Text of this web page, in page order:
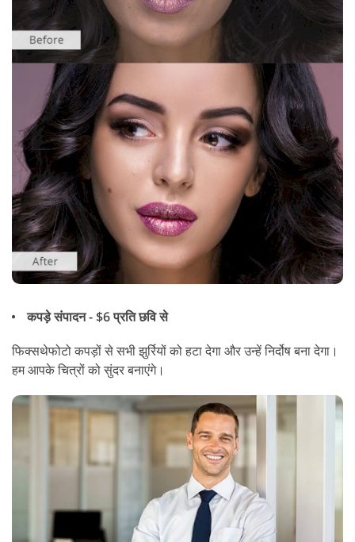
कपड़े संपादन - $6 प्रति छवि से
फिक्सथेफोटो कपड़ों से सभी झुर्रियों को हटा देगा और उन्हें निर्दोष बना देगा।
हम आपके चित्रों को सुंदर बनाएंगे।